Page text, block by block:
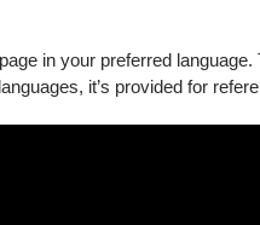
in your preferred language.
it’s provided for